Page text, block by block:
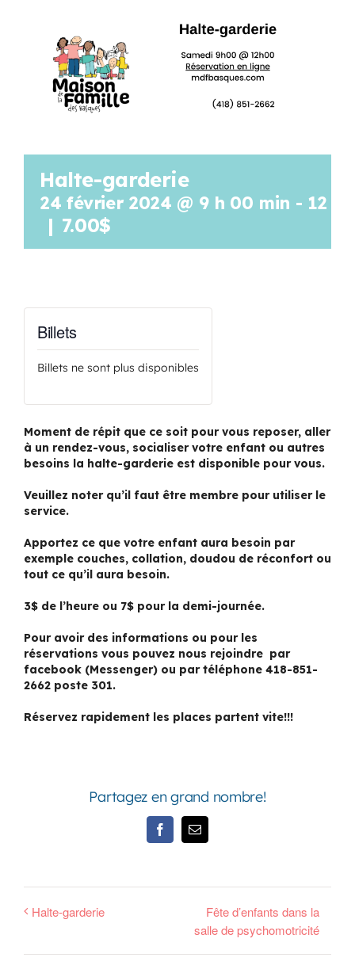
Mon Compte
OFFRES D’EMPLOI
Halte-garderie
24 février 2024 @ 9 h 00 min - 12 h
| 7.00$
Billets
Billets ne sont plus disponibles
Moment de répit que ce soit pour vous reposer, aller
à un rendez-vous, socialiser votre enfant ou autres
besoins la halte-garderie est disponible pour vous.
Veuillez noter qu’il faut être membre pour utiliser le
service.
Apportez ce que votre enfant aura besoin par
exemple couches, collation, doudou de réconfort ou
tout ce qu’il aura besoin.
3$ de l’heure ou 7$ pour la demi-journée.
Pour avoir des informations ou pour les
réservations vous pouvez nous rejoindre par
facebook (Messenger) ou par téléphone 418-851-
2662 poste 301.
Réservez rapidement les places partent vite!!!
Partagez en grand nombre!
FacebookEmail
Halte-garderie
Fête d’enfants dans la
salle de psychomotricité